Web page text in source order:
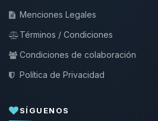
Menciones Legales
Términos / Condiciones
Condiciones de colaboración
Política de Privacidad
SÍGUENOS